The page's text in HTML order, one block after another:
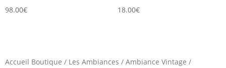
98.00€ 18.00€
Accueil Boutique / Les Ambiances / Ambiance Vintage /